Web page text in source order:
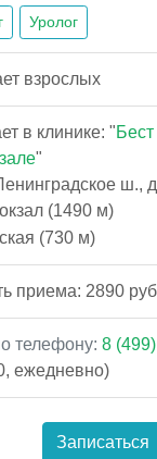
Уролог
взрослых
в клинике: "
"
ш.,
(1490 м)
(730 м)
приема: 2890
телефону: 8
ежедневно)
Записаться